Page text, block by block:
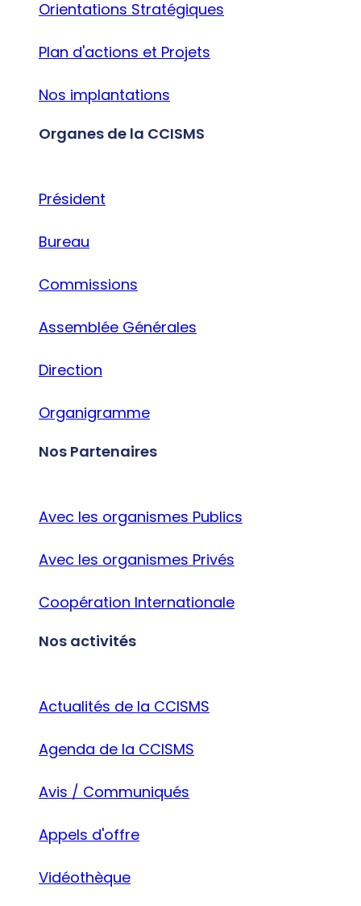
Orientations Stratégiques
Plan d'actions et Projets
Nos implantations
Organes de la CCISMS
Président
Bureau
Commissions
Assemblée Générales
Direction
Organigramme
Nos Partenaires
Avec les organismes Publics
Avec les organismes Privés
Coopération Internationale
Nos activités
Actualités de la CCISMS
Agenda de la CCISMS
Avis / Communiqués
Appels d'offre
Vidéothèque